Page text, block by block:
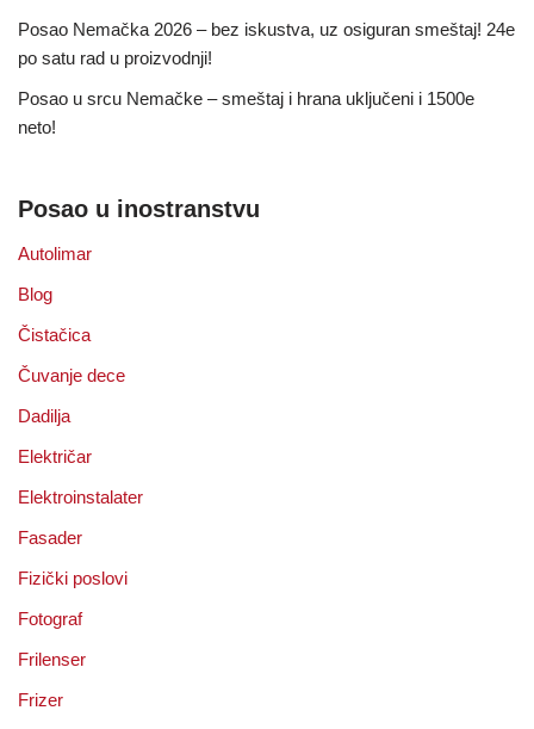
Posao Nemačka 2026 – bez iskustva, uz osiguran smeštaj! 24e
po satu rad u proizvodnji!
Posao u srcu Nemačke – smeštaj i hrana uključeni i 1500e
neto!
Posao u inostranstvu
Autolimar
Blog
Čistačica
Čuvanje dece
Dadilja
Električar
Elektroinstalater
Fasader
Fizički poslovi
Fotograf
Frilenser
Frizer